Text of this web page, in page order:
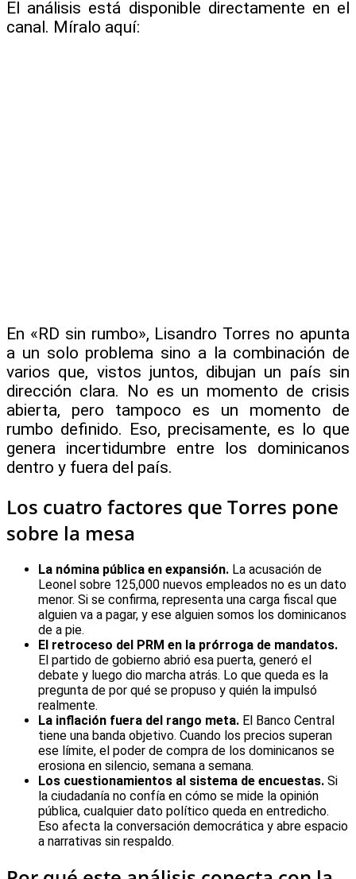
El análisis está disponible directamente en el
canal. Míralo aquí:
En «RD sin rumbo», Lisandro Torres no apunta
a un solo problema sino a la combinación de
varios que, vistos juntos, dibujan un país sin
dirección clara. No es un momento de crisis
abierta, pero tampoco es un momento de
rumbo definido. Eso, precisamente, es lo que
genera incertidumbre entre los dominicanos
dentro y fuera del país.
Los cuatro factores que Torres pone
sobre la mesa
La nómina pública en expansión. La acusación de
Leonel sobre 125,000 nuevos empleados no es un dato
menor. Si se confirma, representa una carga fiscal que
alguien va a pagar, y ese alguien somos los dominicanos
de a pie.
El retroceso del PRM en la prórroga de mandatos.
El partido de gobierno abrió esa puerta, generó el
debate y luego dio marcha atrás. Lo que queda es la
pregunta de por qué se propuso y quién la impulsó
realmente.
La inflación fuera del rango meta. El Banco Central
tiene una banda objetivo. Cuando los precios superan
ese límite, el poder de compra de los dominicanos se
erosiona en silencio, semana a semana.
Los cuestionamientos al sistema de encuestas. Si
la ciudadanía no confía en cómo se mide la opinión
pública, cualquier dato político queda en entredicho.
Eso afecta la conversación democrática y abre espacio
a narrativas sin respaldo.